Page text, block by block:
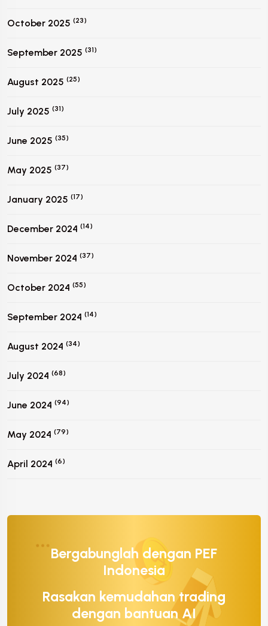
October 2025 (23)
September 2025 (31)
August 2025 (25)
July 2025 (31)
June 2025 (35)
May 2025 (37)
January 2025 (17)
December 2024 (14)
November 2024 (37)
October 2024 (55)
September 2024 (14)
August 2024 (34)
July 2024 (68)
June 2024 (94)
May 2024 (79)
April 2024 (6)
Bergabunglah dengan PEF
Indonesia
Rasakan kemudahan trading
dengan bantuan AI